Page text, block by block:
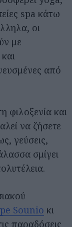
spa κάτω
οι
με
από
φιλοξενία και
να ζήσετε
γεύσεις,
σμίγει
Sounio κι
παραδόσεις